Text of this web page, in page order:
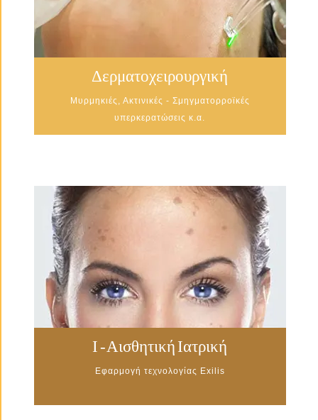
Δερματοχειρουργική
Μυρμηκιές, Ακτινικές - Σμηγματορροϊκές
υπερκερατώσεις κ.α.
Ι - Αισθητική Ιατρική
Εφαρμογή τεχνολογίας Exilis